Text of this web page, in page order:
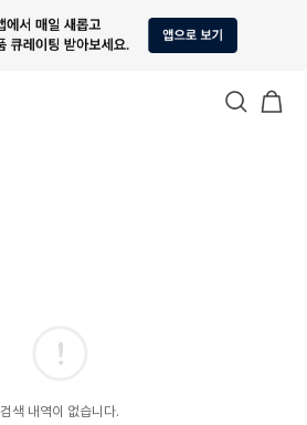
검색 내역이 없습니다.